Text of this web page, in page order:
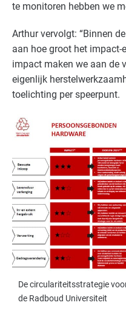
te monitoren hebben we
Arthur vervolgt: “Binnen
aan hoe groot het
impact maken we aan de
eigenlijk
toelichting per speerpunt.
De circulariteitsstrategie
de Radboud Universiteit